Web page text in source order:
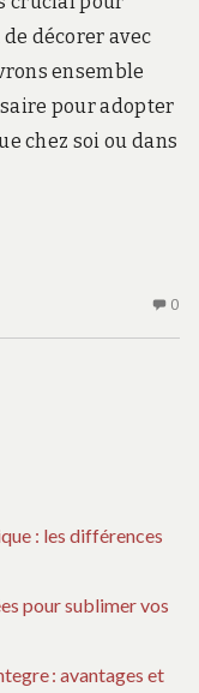
décorer avec
ensemble
pour adopter
chez soi ou dans
0
: les différences
pour sublimer vos
: avantages et